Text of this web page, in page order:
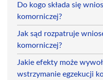
Do kogo składa się
komorniczej?
Jak sąd rozpatruje
komorniczej?
Jakie efekty może
wstrzymanie egzekucji